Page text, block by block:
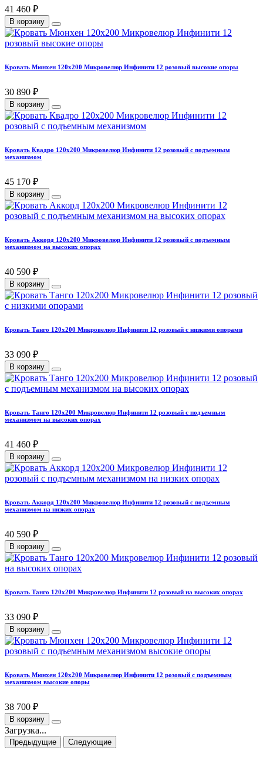
41 460 ₽
В корзину
Кровать Мюнхен 120х200 Микровелюр Инфинити 12 розовый высокие опоры
30 890 ₽
В корзину
Кровать Квадро 120х200 Микровелюр Инфинити 12 розовый с подъемным
механизмом
45 170 ₽
В корзину
Кровать Аккорд 120х200 Микровелюр Инфинити 12 розовый с подъемным
механизмом на высоких опорах
40 590 ₽
В корзину
Кровать Танго 120х200 Микровелюр Инфинити 12 розовый с низкими опорами
33 090 ₽
В корзину
Кровать Танго 120х200 Микровелюр Инфинити 12 розовый с подъемным
механизмом на высоких опорах
41 460 ₽
В корзину
Кровать Аккорд 120х200 Микровелюр Инфинити 12 розовый с подъемным
механизмом на низких опорах
40 590 ₽
В корзину
Кровать Танго 120х200 Микровелюр Инфинити 12 розовый на высоких опорах
33 090 ₽
В корзину
Кровать Мюнхен 120х200 Микровелюр Инфинити 12 розовый с подъемным
механизмом высокие опоры
38 700 ₽
В корзину
Загрузка...
Предыдущие Следующие